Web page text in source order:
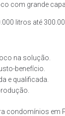
com grande
litros até
na solução.
benefício.
e qualificada.
condomínios em